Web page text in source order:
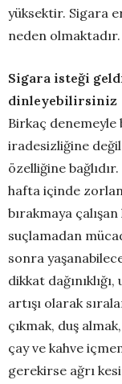
yüksektir. Sigara
neden olmaktadır.
Sigara isteği
dinleyebilirsiniz
Birkaç denemeyle
iradesizliğine değil
özelliğine
hafta içinde
bırakmaya
suçlamadan
sonra
dikkat
artışı olarak
çıkmak, duş
çay ve kahve
gerekirse ağrı